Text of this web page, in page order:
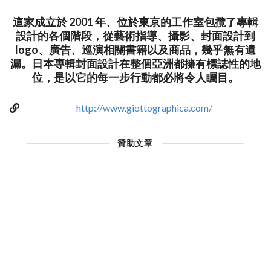
這家成立於 2001 年、位於東京的工作室包攬了專輯
設計的各個階段，從藝術指導、攝影、封面設計到
logo、廣告、巡演相關書籍以及商品，幾乎無有遺
漏。日本專輯封面設計在整個亞洲都擁有標誌性的地
位，是以它的每一步行動都必將令人矚目。
http://www.giottographica.com/
贊助文章